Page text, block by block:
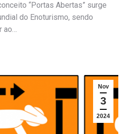
“Portas Abertas” surge
do Enoturismo, sendo
ao…
Nov
3
2024